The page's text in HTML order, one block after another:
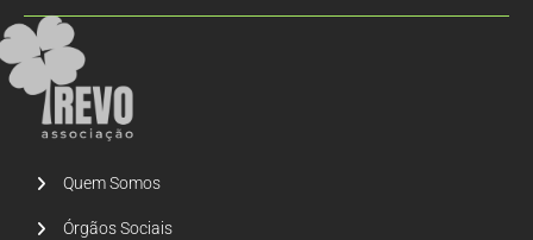
Quem Somos
Órgãos Sociais